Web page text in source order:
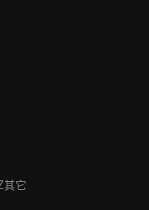
其它